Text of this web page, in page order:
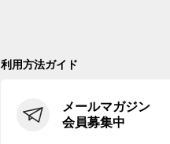
利用方法ガイド
メールマガジン
会員募集中